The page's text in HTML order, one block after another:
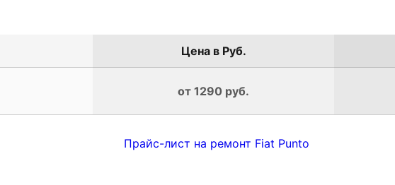
Цена в Руб.
от 1290 руб.
Прайс-лист на ремонт Fiat Punto